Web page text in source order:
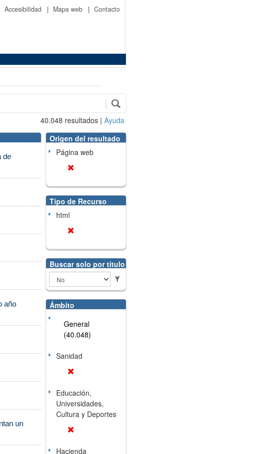
Accesibilidad | Mapa web | Contacto
40.048 resultados | Ayuda
de
año
un
Origen del resultado
Página web
Tipo de Recurso
html
Buscar solo por título
Ámbito
General
(40.048)
Sanidad
Educación,
Universidades,
Cultura y Deportes
Hacienda